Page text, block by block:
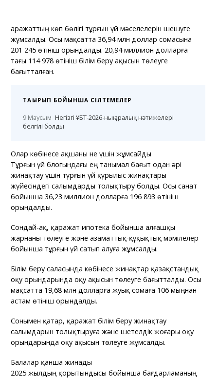
Қаражаттың көп бөлігі тұрғын үй мәселелерін шешуге
жұмсалды. Осы мақсатта 36,94 млн доллар сомасына
201 245 өтініш орындалды. 20,94 миллион долларға
тағы 114 978 өтініш білім беру ақысын төлеуге
бағытталған.
ТАҚЫРЫП БОЙЫНША СІЛТЕМЕЛЕР
9 Маусым Негізгі ҰБТ-2026-ның аралық нәтижелері
белгілі болды
Олар көбінесе ақшаны не үшін жұмсайды
Тұрғын үй блогындағы ең танымал бағыт одан әрі
жинақтау үшін тұрғын үй құрылыс жинақтары
жүйесіндегі салымдарды толықтыру болды. Осы санат
бойынша 36,23 миллион долларға 196 893 өтініш
орындалды.
Сондай-ақ, қаражат ипотека бойынша алғашқы
жарнаны төлеуге және азаматтық-құқықтық мәмілелер
бойынша тұрғын үй сатып алуға жұмсалды.
Білім беру саласында көбінесе жинақтар қазақстандық
оқу орындарында оқу ақысын төлеуге бағытталды. Осы
мақсатта 19,68 млн долларға жуық сомаға 106 мыңнан
астам өтініш орындалды.
Сонымен қатар, қаражат білім беру жинақтау
салымдарын толықтыруға және шетелдік жоғары оқу
орындарында оқу ақысын төлеуге жұмсалды.
Балалар қанша жинады
2025 жылдың қорытындысы бойынша бағдарламаның